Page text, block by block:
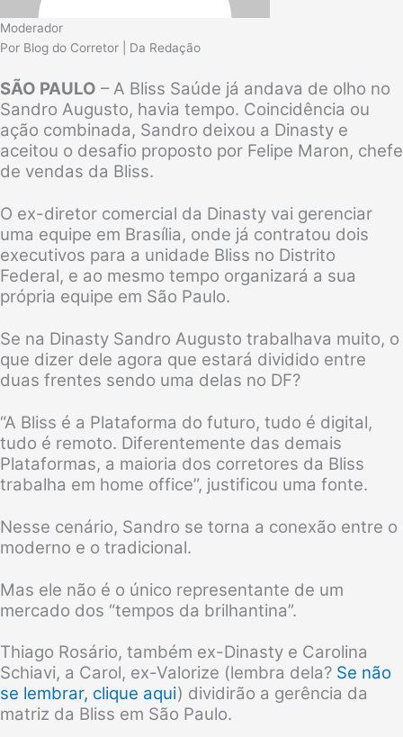
Moderador
Por Blog do Corretor | Da Redação
SÃO PAULO – A Bliss Saúde já andava de olho no
Sandro Augusto, havia tempo. Coincidência ou
ação combinada, Sandro deixou a Dinasty e
aceitou o desafio proposto por Felipe Maron, chefe
de vendas da Bliss.
O ex-diretor comercial da Dinasty vai gerenciar
uma equipe em Brasília, onde já contratou dois
executivos para a unidade Bliss no Distrito
Federal, e ao mesmo tempo organizará a sua
própria equipe em São Paulo.
Se na Dinasty Sandro Augusto trabalhava muito, o
que dizer dele agora que estará dividido entre
duas frentes sendo uma delas no DF?
“A Bliss é a Plataforma do futuro, tudo é digital,
tudo é remoto. Diferentemente das demais
Plataformas, a maioria dos corretores da Bliss
trabalha em home office”, justificou uma fonte.
Nesse cenário, Sandro se torna a conexão entre o
moderno e o tradicional.
Mas ele não é o único representante de um
mercado dos “tempos da brilhantina”.
Thiago Rosário, também ex-Dinasty e Carolina
Schiavi, a Carol, ex-Valorize (lembra dela? Se não
se lembrar, clique aqui) dividirão a gerência da
matriz da Bliss em São Paulo.